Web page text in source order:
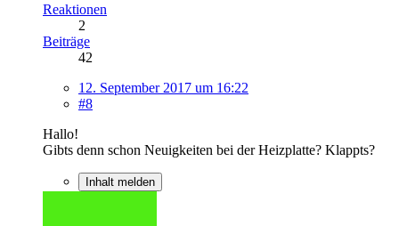
Reaktionen
2
Beiträge
42
12. September 2017 um 16:22
#8
Hallo!
Gibts denn schon Neuigkeiten bei der Heizplatte? Klappts?
Inhalt melden